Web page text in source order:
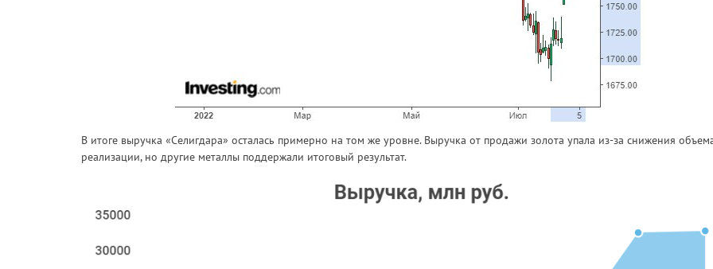
В итоге выручка «Селигдара» осталась примерно на том же уровне. Выручка от продажи золота упала из-за снижения
реализации, но другие металлы поддержали итоговый результат.